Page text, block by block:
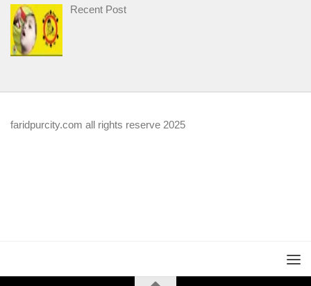
Recent Post
faridpurcity.com all rights reserve 2025